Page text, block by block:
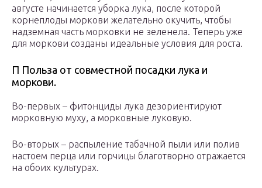
августе начинается уборка лука, после которой
корнеплоды моркови желательно окучить, чтобы
надземная часть морковки не зеленела. Теперь уже
для моркови созданы идеальные условия для роста.
П Польза от совместной посадки лука и
моркови.
Во-первых – фитонциды лука дезориентируют
морковную муху, а морковные луковую.
Во-вторых – распыление табачной пыли или полив
настоем перца или горчицы благотворно отражается
на обоих культурах.